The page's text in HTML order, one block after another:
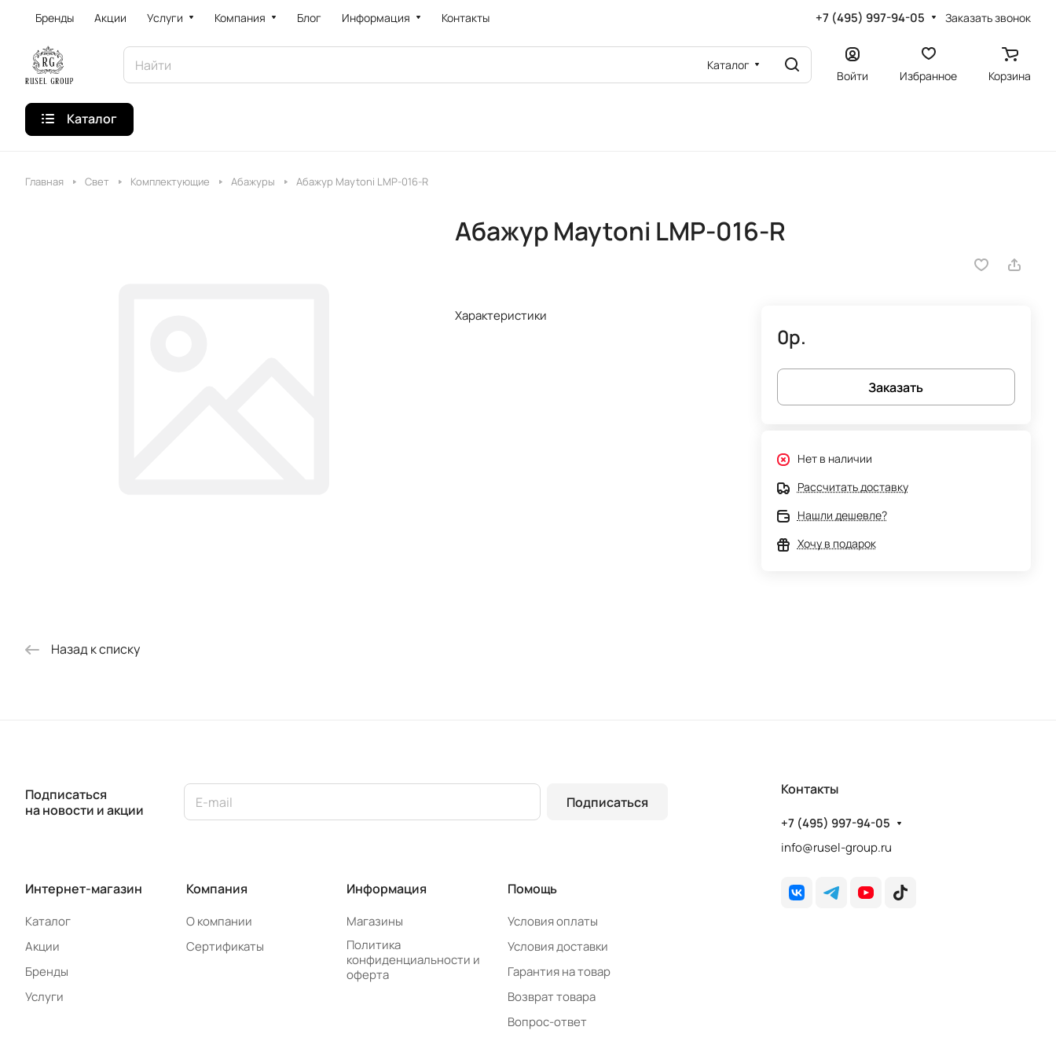
Бренды Акции Услуги Компания Блог Информация Контакты +7 (495) 997-94-05 Заказать звонок
Каталог
Войти Избранное Корзина
Каталог
Главная Свет Комплектующие Абажуры Абажур Maytoni LMP-016-R
Абажур Maytoni LMP-016-R
Характеристики
0р.
Заказать
Нет в наличии
Рассчитать доставку
Нашли дешевле?
Хочу в подарок
Назад к списку
Подписаться
на новости и акции
Подписаться
Интернет-магазин
Каталог
Акции
Бренды
Услуги
Компания
О компании
Сертификаты
Информация
Магазины
Политика
конфиденциальности и
оферта
Помощь
Условия оплаты
Условия доставки
Гарантия на товар
Возврат товара
Вопрос-ответ
Контакты
+7 (495) 997-94-05
info@rusel-group.ru